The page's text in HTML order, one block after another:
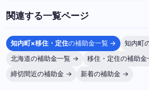
関連する一覧ページ
知内町×移住・定住の補助金一覧 →
知内町
北海道の補助金一覧 →
移住・定住の補助
締切間近の補助金 →
新着の補助金 →